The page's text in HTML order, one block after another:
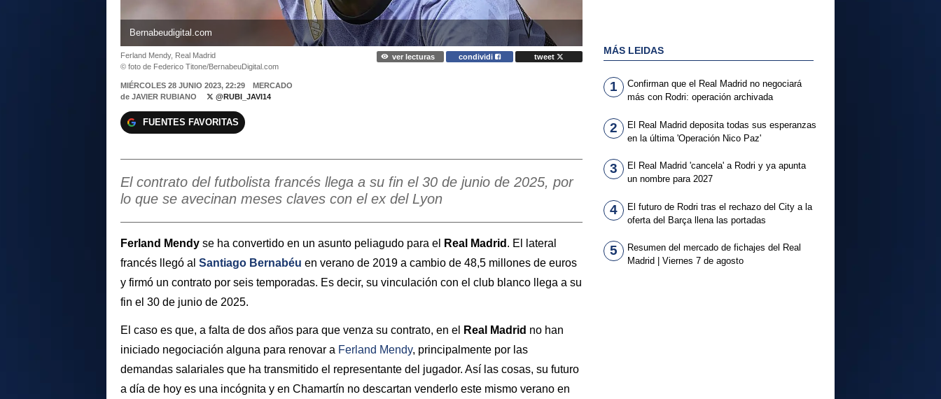
Bernabeudigital.com
Ferland Mendy, Real Madrid
© foto de Federico Titone/BernabeuDigital.com
ver lecturas condividi tweet
MIÉRCOLES 28 JUNIO 2023, 22:29
MERCADO
de JAVIER RUBIANO @RUBI_JAVI14
FUENTES FAVORITAS
El contrato del futbolista francés llega a su fin el 30 de junio de 2025, por
lo que se avecinan meses claves con el ex del Lyon
Ferland Mendy se ha convertido en un asunto peliagudo para el Real Madrid . El lateral
francés llegó al Santiago Bernabéu en verano de 2019 a cambio de 48,5 millones de euros
y firmó un contrato por seis temporadas. Es decir, su vinculación con el club blanco llega a su
fin el 30 de junio de 2025.
El caso es que, a falta de dos años para que venza su contrato, en el Real Madrid no han
iniciado negociación alguna para renovar a Ferland Mendy, principalmente por las
demandas salariales que ha transmitido el representante del jugador. Así las cosas, su futuro
a día de hoy es una incógnita y en Chamartín no descartan venderlo este mismo verano en
MÁS LEIDAS
1
Confirman que el Real Madrid no negociará
más con Rodri: operación archivada
2
El Real Madrid deposita todas sus esperanzas
en la última 'Operación Nico Paz'
3
El Real Madrid 'cancela' a Rodri y ya apunta
un nombre para 2027
4
El futuro de Rodri tras el rechazo del City a la
oferta del Barça llena las portadas
5
Resumen del mercado de fichajes del Real
Madrid | Viernes 7 de agosto